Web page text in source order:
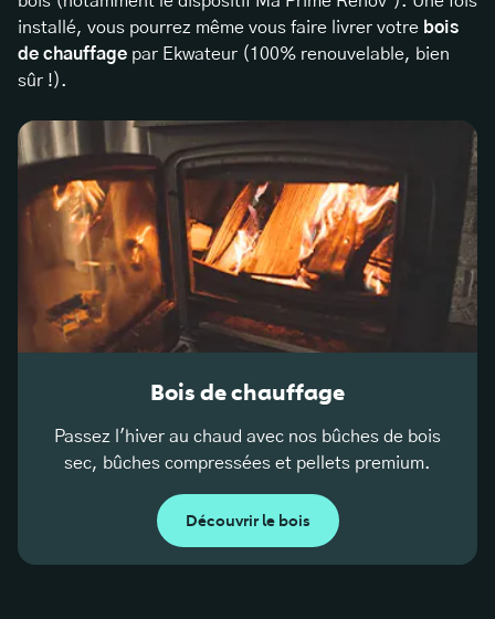
installé, vous pourrez même vous faire livrer votre bois
de chauffage par Ekwateur (100% renouvelable, bien
sûr !).
Bois de chauffage
Passez l'hiver au chaud avec nos bûches de bois
sec, bûches compressées et pellets premium.
Découvrir le bois